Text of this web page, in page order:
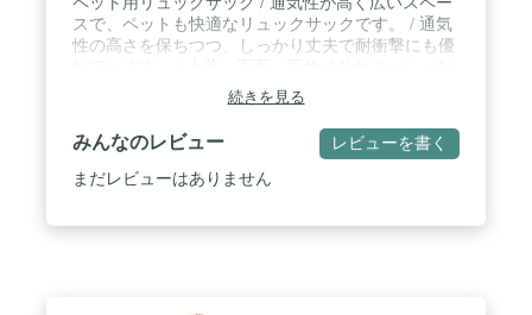
スで、ペットも快適なリュックサックです。 / 通気
性の高さを保ちつつ、しっかり丈夫で耐衝撃にも優
ので、息苦しさがありません。 / ペット用のお菓子
屋袋などを入れるのに最適なサイドポケットが付い
ています。
続きを見る
みんなのレビュー レビューを書く
まだレビューはありません